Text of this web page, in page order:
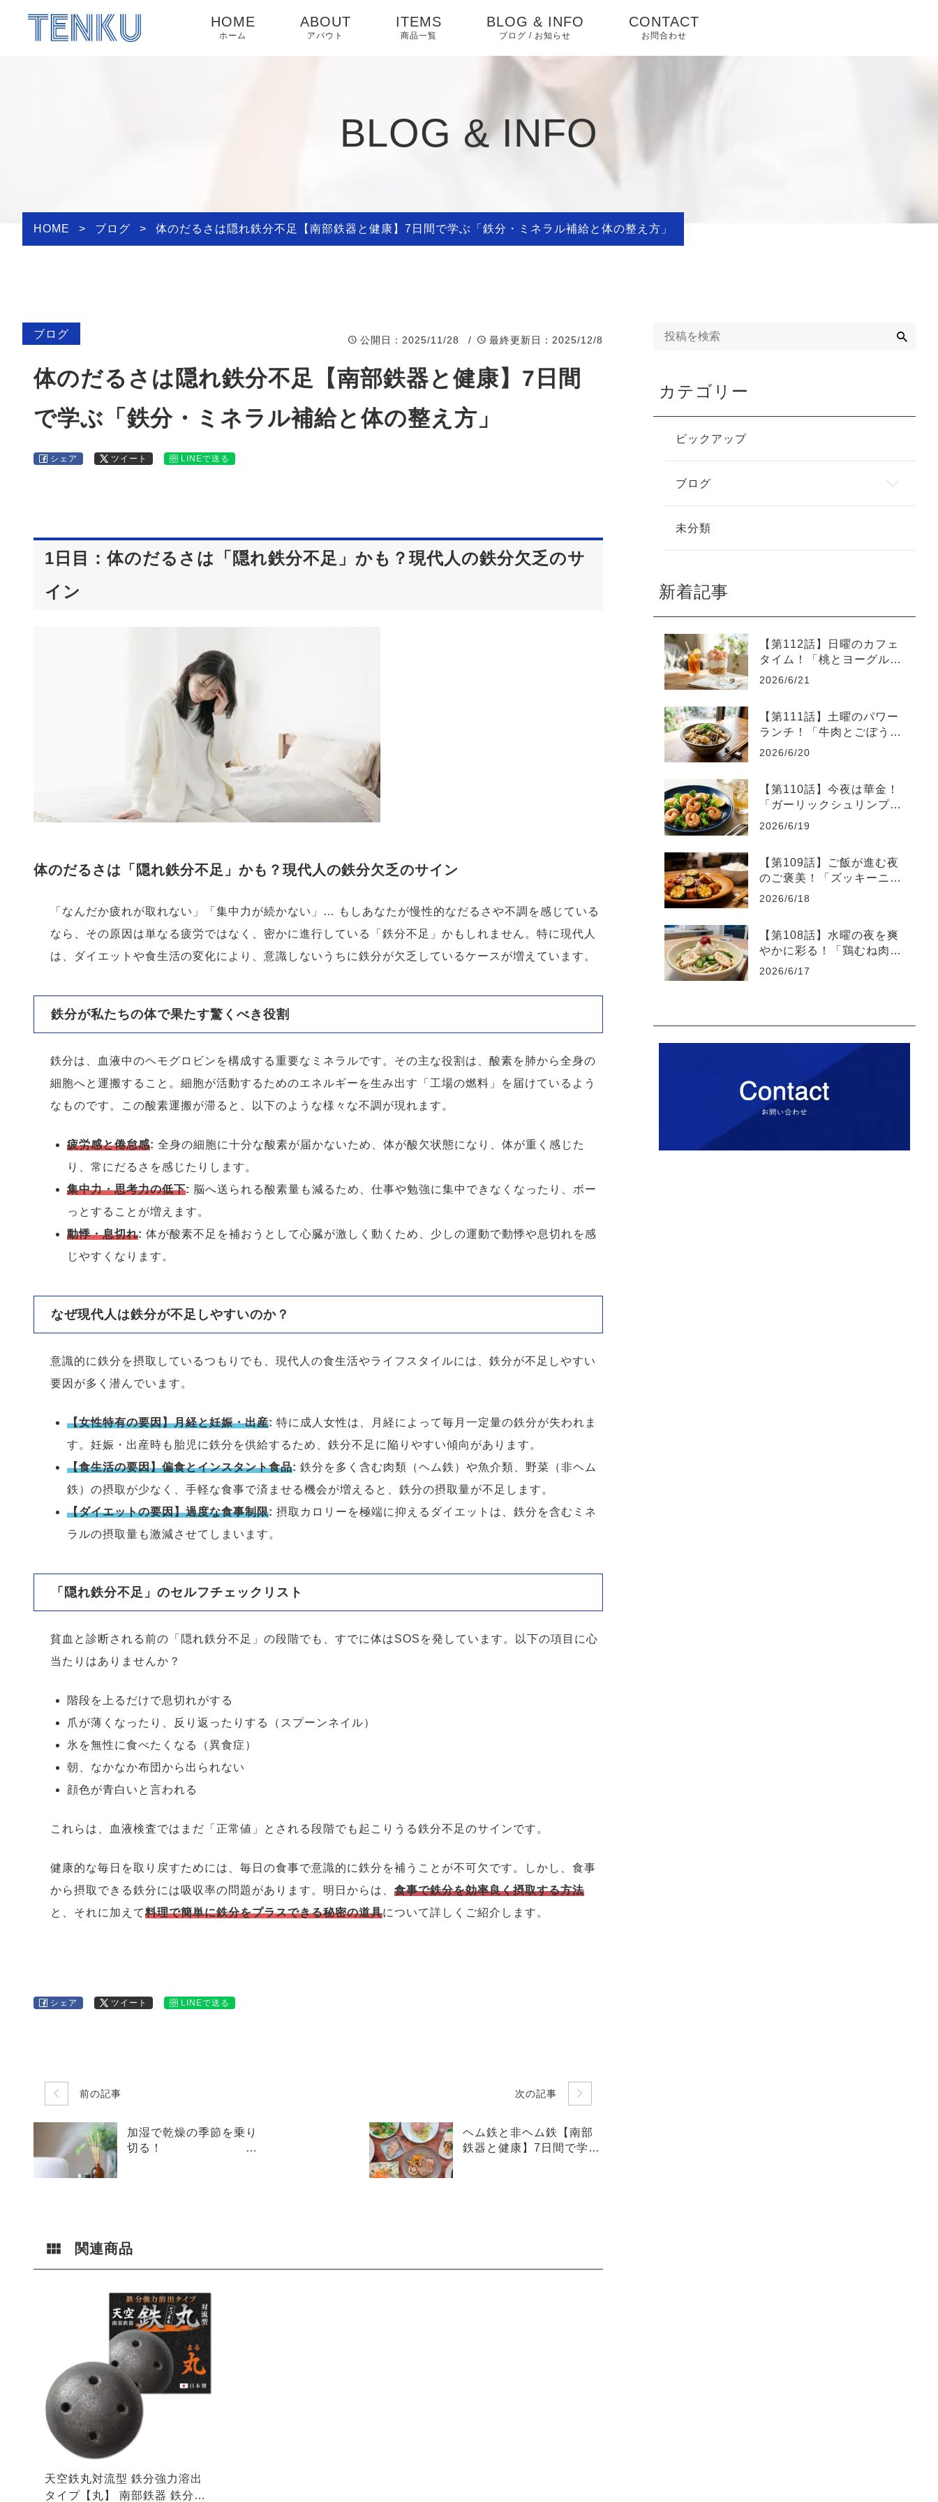
HOME
ホーム
ABOUT
アバウト
ITEMS
商品一覧
BLOG & INFO
ブログ / お知らせ
お知らせ
CONTACT
お問合わせ
BLOG & INFO
HOME > ブログ > 体のだるさは隠れ鉄分不足【南部鉄器と健康】7日間で学ぶ「鉄分・ミネラル補給と体の整え方」
ブログ
公開日 ：2025/11/28 / 最終更新日 ：2025/12/8
体のだるさは隠れ鉄分不足【南部鉄器と健康】7日間
で学ぶ「鉄分・ミネラル補給と体の整え方」
シェア ツイート LINEで送る
1日目：体のだるさは「隠れ鉄分不足」かも？現代人の鉄分欠乏のサ
イン
体のだるさは「隠れ鉄分不足」かも？現代人の鉄分欠乏のサイン
「なんだか疲れが取れない」「集中力が続かない」… もしあなたが慢性的なだるさや不調を感じている
なら、その原因は単なる疲労ではなく、密かに進行している「鉄分不足」かもしれません。特に現代人
は、ダイエットや食生活の変化により、意識しないうちに鉄分が欠乏しているケースが増えています。
鉄分が私たちの体で果たす驚くべき役割
鉄分は、血液中のヘモグロビンを構成する重要なミネラルです。その主な役割は、酸素を肺から全身の
細胞へと運搬すること。細胞が活動するためのエネルギーを生み出す「工場の燃料」を届けているよう
なものです。この酸素運搬が滞ると、以下のような様々な不調が現れます。
疲労感と倦怠感: 全身の細胞に十分な酸素が届かないため、体が酸欠状態になり、体が重く感じた
り、常にだるさを感じたりします。
集中力・思考力の低下: 脳へ送られる酸素量も減るため、仕事や勉強に集中できなくなったり、ボー
っとすることが増えます。
動悸・息切れ: 体が酸素不足を補おうとして心臓が激しく動くため、少しの運動で動悸や息切れを感
じやすくなります。
なぜ現代人は鉄分が不足しやすいのか？
意識的に鉄分を摂取しているつもりでも、現代人の食生活やライフスタイルには、鉄分が不足しやすい
要因が多く潜んでいます。
【女性特有の要因】月経と妊娠・出産: 特に成人女性は、月経によって毎月一定量の鉄分が失われま
す。妊娠・出産時も胎児に鉄分を供給するため、鉄分不足に陥りやすい傾向があります。
【食生活の要因】偏食とインスタント食品: 鉄分を多く含む肉類（ヘム鉄）や魚介類、野菜（非ヘム
鉄）の摂取が少なく、手軽な食事で済ませる機会が増えると、鉄分の摂取量が不足します。
【ダイエットの要因】過度な食事制限: 摂取カロリーを極端に抑えるダイエットは、鉄分を含むミネ
ラルの摂取量も激減させてしまいます。
「隠れ鉄分不足」のセルフチェックリスト
貧血と診断される前の「隠れ鉄分不足」の段階でも、すでに体はSOSを発しています。以下の項目に心
当たりはありませんか？
階段を上るだけで息切れがする
爪が薄くなったり、反り返ったりする（スプーンネイル）
氷を無性に食べたくなる（異食症）
朝、なかなか布団から出られない
顔色が青白いと言われる
これらは、血液検査ではまだ「正常値」とされる段階でも起こりうる鉄分不足のサインです。
健康的な毎日を取り戻すためには、毎日の食事で意識的に鉄分を補うことが不可欠です。しかし、食事
から摂取できる鉄分には吸収率の問題があります。明日からは、 食事で鉄分を効率良く摂取する方法
と、それに加えて料理で簡単に鉄分をプラスできる秘密の道具について詳しくご紹介します。
シェア ツイート LINEで送る
前の記事
加湿で乾燥の季節を乗り
切る！
次の記事
ヘム鉄と非ヘム鉄【南部
鉄器と健康】7日間で学ぶ
関連商品
天空鉄丸対流型 鉄分強力溶出
タイプ【丸】 南部鉄器 鉄分補
カテゴリー
ピックアップ
ブログ
未分類
新着記事
【第112話】日曜のカフェ
タイム！「桃とヨーグルト
の爽やかグラスデザート」
2026/6/21
【第111話】土曜のパワー
ランチ！「牛肉とごぼうの
スタミナ炊き込みご飯」
2026/6/20
【第110話】今夜は華金！
「ガーリックシュリンプと
ブロッコリーのレモン炒
2026/6/19
【第109話】ご飯が進む夜
のご褒美！「ズッキーニと
厚揚げのピリ辛味噌炒め」
2026/6/18
【第108話】水曜の夜を爽
やかに彩る！「鶏むね肉と
オクラの梅おろしうどん」
2026/6/17